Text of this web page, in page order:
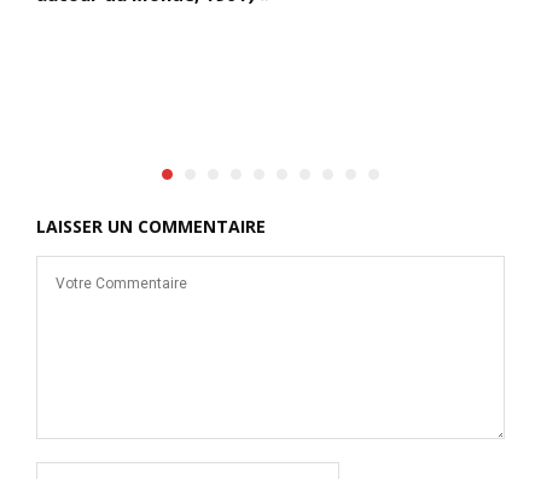
LAISSER UN COMMENTAIRE